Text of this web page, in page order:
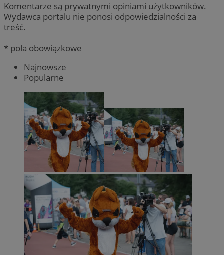
Komentarze są prywatnymi opiniami użytkowników.
Wydawca portalu nie ponosi odpowiedzialności za
treść.
* pola obowiązkowe
Najnowsze
Popularne